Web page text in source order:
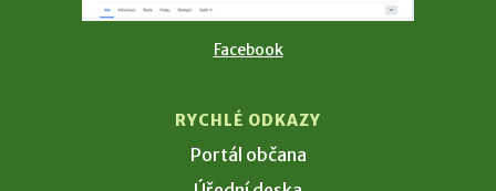
Facebook
RYCHLÉ ODKAZY
Portál občana